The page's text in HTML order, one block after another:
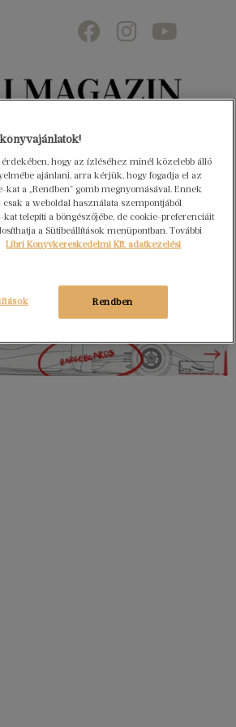
hogy az ízléséhez minél közelebb álló
ajánlani, arra kérjük, hogy fogadja el az
kat a „Rendben” gomb megnyomásával. Ennek
a weboldal használata szempontjából
kat telepíti a böngészőjébe, de cookie-preferenciáit
a Sütibeállítások menüpontban. További
Libri Könyvkereskedelmi Kft. adatkezelési
Rendben